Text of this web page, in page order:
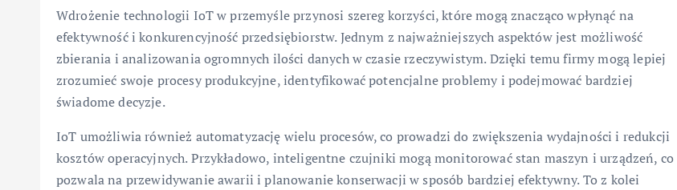
Wdrożenie technologii IoT w przemyśle przynosi szereg korzyści, które mogą znacząco wpłynąć na
efektywność i konkurencyjność przedsiębiorstw. Jednym z najważniejszych aspektów jest możliwość
zbierania i analizowania ogromnych ilości danych w czasie rzeczywistym. Dzięki temu firmy mogą lepiej
zrozumieć swoje procesy produkcyjne, identyfikować potencjalne problemy i podejmować bardziej
świadome decyzje.
IoT umożliwia również automatyzację wielu procesów, co prowadzi do zwiększenia wydajności i redukcji
kosztów operacyjnych. Przykładowo, inteligentne czujniki mogą monitorować stan maszyn i urządzeń, co
pozwala na przewidywanie awarii i planowanie konserwacji w sposób bardziej efektywny. To z kolei